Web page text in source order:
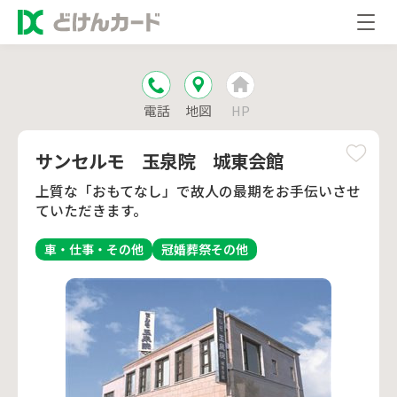
電話 地図 HP
サンセルモ 玉泉院 城東会館
上質な「おもてなし」で故人の最期をお手伝いさせ
ていただきます。
車・仕事・その他 冠婚葬祭その他